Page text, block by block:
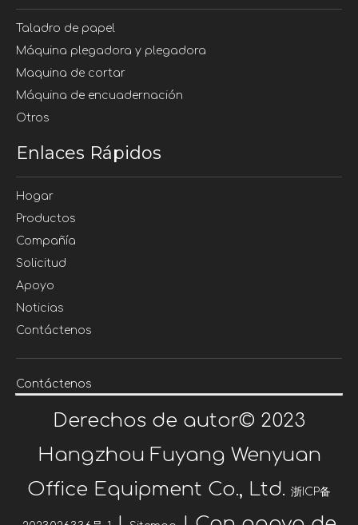
Taladro de papel
Máquina plegadora y plegadora
Maquina de cortar
Máquina de encuadernación
Otros
Enlaces Rápidos
Hogar
Productos
Compañía
Solicitud
Apoyo
Noticias
Contáctenos
Contáctenos
Derechos de autor© 2023
Hangzhou Fuyang Wenyuan
Office Equipment Co., Ltd. 浙ICP备